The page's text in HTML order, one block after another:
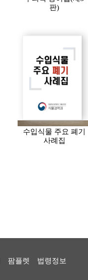
판)
수입식물 주요 폐기
사례집
팜플렛
법령정보